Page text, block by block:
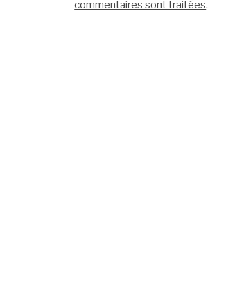
commentaires sont traitées.